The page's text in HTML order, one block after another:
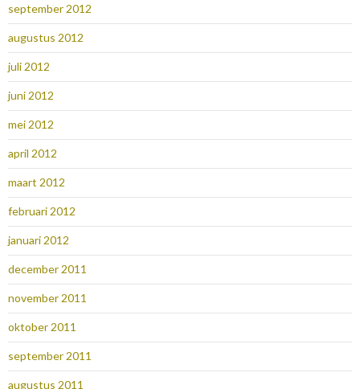
september 2012
augustus 2012
juli 2012
juni 2012
mei 2012
april 2012
maart 2012
februari 2012
januari 2012
december 2011
november 2011
oktober 2011
september 2011
augustus 2011